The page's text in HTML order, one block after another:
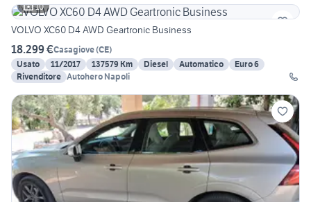
10
VOLVO XC60 D4 AWD Geartronic Business
18.299 €Casagiove(CE)
Usato
11/2017 137579 Km Diesel Automatico
Euro 6
Rivenditore Autohero Napoli